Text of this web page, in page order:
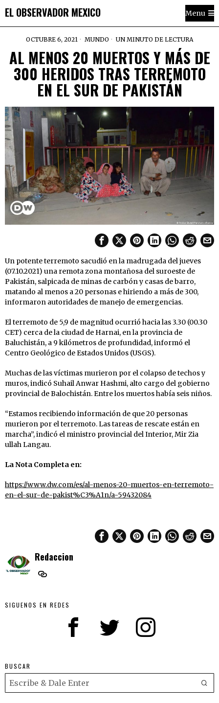
EL OBSERVADOR MEXICO Menu
OCTUBRE 6, 2021 MUNDO UN MINUTO DE LECTURA
AL MENOS 20 MUERTOS Y MÁS DE
300 HERIDOS TRAS TERREMOTO
EN EL SUR DE PAKISTÁN
Un potente terremoto sacudió en la madrugada del jueves
(07.10.2021) una remota zona montañosa del suroeste de
Pakistán, salpicada de minas de carbón y casas de barro,
matando al menos a 20 personas e hiriendo a más de 300,
informaron autoridades de manejo de emergencias.
El terremoto de 5,9 de magnitud ocurrió hacia las 3.30 (00.30
CET) cerca de la ciudad de Harnai, en la provincia de
Baluchistán, a 9 kilómetros de profundidad, informó el
Centro Geológico de Estados Unidos (USGS).
Muchas de las víctimas murieron por el colapso de techos y
muros, indicó Suhail Anwar Hashmi, alto cargo del gobierno
provincial de Balochistán. Entre los muertos había seis niños.
“Estamos recibiendo información de que 20 personas
murieron por el terremoto. Las tareas de rescate están en
marcha”, indicó el ministro provincial del Interior, Mir Zia
ullah Langau.
La Nota Completa en:
https://www.dw.com/es/al-menos-20-muertos-en-terremoto-
en-el-sur-de-pakist%C3%A1n/a-59432084
Redaccion
SIGUENOS EN REDES
BUSCAR